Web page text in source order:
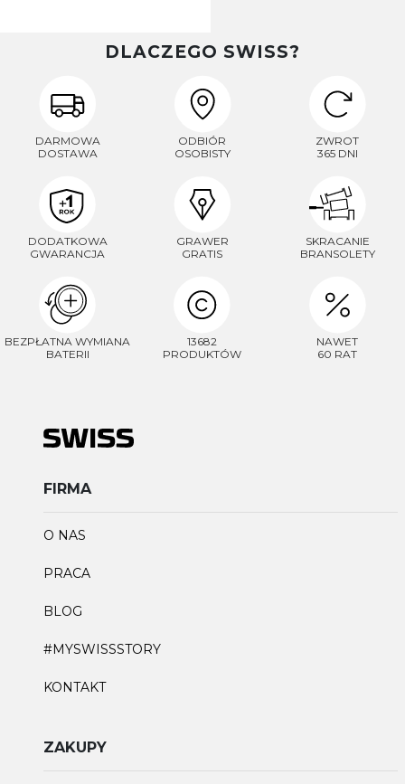
DLACZEGO SWISS?
DARMOWA
DOSTAWA
ODBIÓR
OSOBISTY
ZWROT
365 DNI
DODATKOWA
GWARANCJA
GRAWER
GRATIS
SKRACANIE
BRANSOLETY
BEZPŁATNA WYMIANA
BATERII
13682
PRODUKTÓW
NAWET
60 RAT
FIRMA
O NAS
PRACA
BLOG
#MYSWISSSTORY
KONTAKT
ZAKUPY